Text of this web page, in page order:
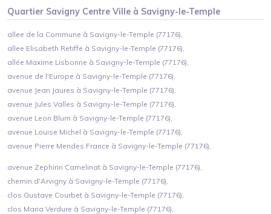
Quartier Savigny Centre Ville à Savigny-le-Temple
allee de la Commune à Savigny-le-Temple (77176),
allee Elisabeth Retiffe à Savigny-le-Temple (77176),
allée Maxime Lisbonne à Savigny-le-Temple (77176),
avenue de l'Europe à Savigny-le-Temple (77176),
avenue Jean Jaures à Savigny-le-Temple (77176),
avenue Jules Valles à Savigny-le-Temple (77176),
avenue Leon Blum à Savigny-le-Temple (77176),
avenue Louise Michel à Savigny-le-Temple (77176),
avenue Pierre Mendes France à Savigny-le-Temple (77176),
avenue Zephirin Camelinat à Savigny-le-Temple (77176),
chemin d'Arvigny à Savigny-le-Temple (77176),
clos Gustave Courbet à Savigny-le-Temple (77176),
clos Maria Verdure à Savigny-le-Temple (77176),